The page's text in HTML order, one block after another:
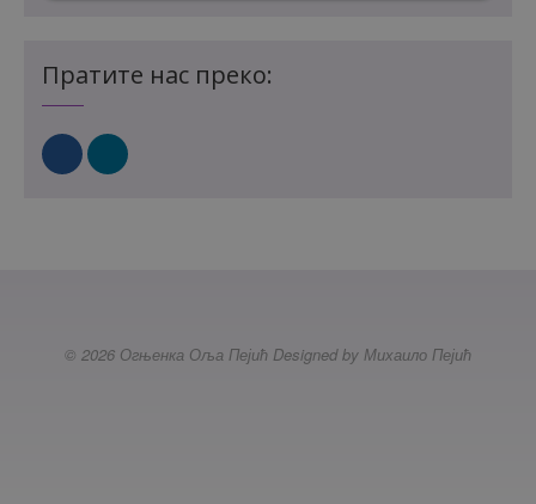
Пратите нас преко:
© 2026 Огњенка Оља Пејић Designed by Михаило Пејић